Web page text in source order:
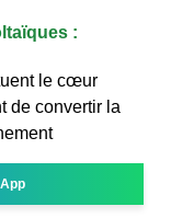
:
le cœur
de convertir la